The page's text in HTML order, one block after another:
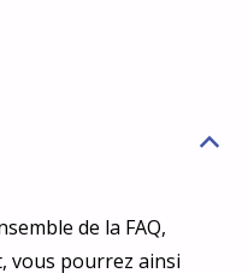
B
de la FAQ,
vous pourrez ainsi